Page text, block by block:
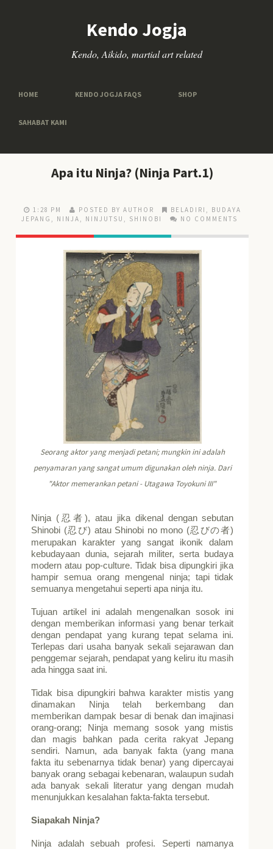
Kendo Jogja
Kendo, Aikido, martial art related
HOME KENDO JOGJA FAQS SHOP
SAHABAT KAMI
Apa itu Ninja? (Ninja Part.1)
1:28 PM POSTED BY AUTHOR BELADIRI
BUDAYA
JEPANG
NINJA NINJUTSU SHINOBI NO COMMENTS
Seorang aktor yang menjadi petani; mungkin ini adalah
penyamaran yang sangat umum digunakan oleh ninja. Dari
"Aktor memerankan petani - Utagawa Toyokuni III"
Ninja ( 忍者 ), atau jika dikenal dengan sebutan
Shinobi (忍び) atau Shinobi no mono (忍びの者)
merupakan karakter yang sangat ikonik dalam
kebudayaan dunia, sejarah militer, serta budaya
modern atau pop-culture. Tidak bisa dipungkiri jika
hampir semua orang mengenal ninja; tapi tidak
semuanya mengetahui seperti apa ninja itu.
Tujuan artikel ini adalah mengenalkan sosok ini
dengan memberikan informasi yang benar terkait
dengan pendapat yang kurang tepat selama ini.
Terlepas dari usaha banyak sekali sejarawan dan
penggemar sejarah, pendapat yang keliru itu masih
ada hingga saat ini.
Tidak bisa dipungkiri bahwa karakter mistis yang
dinamakan Ninja telah berkembang dan
memberikan dampak besar di benak dan imajinasi
orang-orang; Ninja memang sosok yang mistis
dan magis bahkan pada cerita rakyat Jepang
sendiri. Namun, ada banyak fakta (yang mana
fakta itu sebenarnya tidak benar) yang dipercayai
banyak orang sebagai kebenaran, walaupun sudah
ada banyak sekali literatur yang dengan mudah
menunjukkan kesalahan fakta-fakta tersebut.
Siapakah Ninja?
Ninja adalah sebuah profesi. Seperti namanya